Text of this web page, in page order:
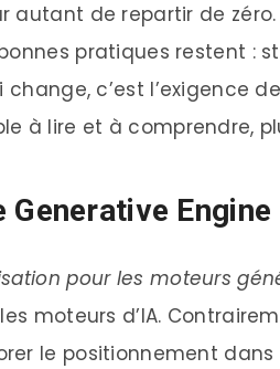
autant de repartir de zéro.
pratiques restent :
change, c’est l’exigence
à lire et à comprendre,
Generative
pour les moteurs
moteurs d’IA.
le positionnement